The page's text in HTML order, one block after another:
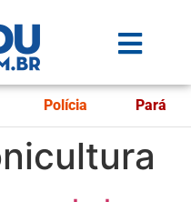
Polícia Pará